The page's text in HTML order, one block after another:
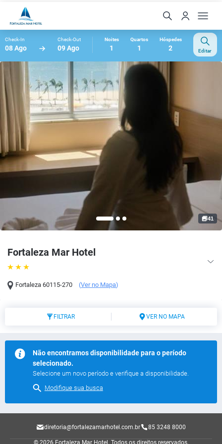
Check-In
08 Ago
Check-Out
09 Ago
Noites
1
Quartos
1
Hóspedes
2 Editar
Fortaleza Mar Hotel
Fortaleza 60115-270 (Ver no Mapa)
41
FILTRAR VER NO MAPA
Não encontramos disponibilidade para o período
selecionado.
Selecione um novo período e verifique a disponibilidade.
Modifique sua busca
diretoria@fortalezamarhotel.com.br 85 3248 8000
© 2026 Fortaleza Mar Hotel. Todos os direitos reservados.